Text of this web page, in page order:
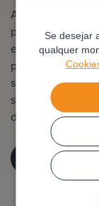
Se desejar
qualquer
A amortização
permite reduzir
encargos totais
pagamento de
superior à
solução
deseja terminar
QUER